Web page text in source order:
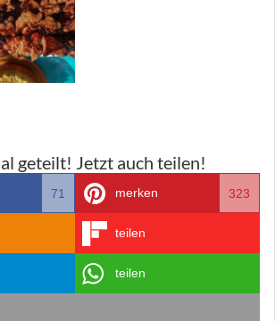
geteilt! Jetzt auch teilen!
71 merken 323
teilen
teilen